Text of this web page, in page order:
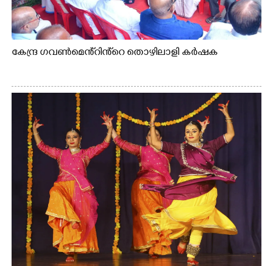
കേന്ദ്ര ഗവൺമെൻ്റിൻ്റെ തൊഴിലാളി കർഷക